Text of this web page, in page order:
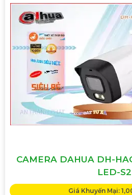
CAMERA DAHUA DH-
LED-S2
Giá Khuyến Mại: